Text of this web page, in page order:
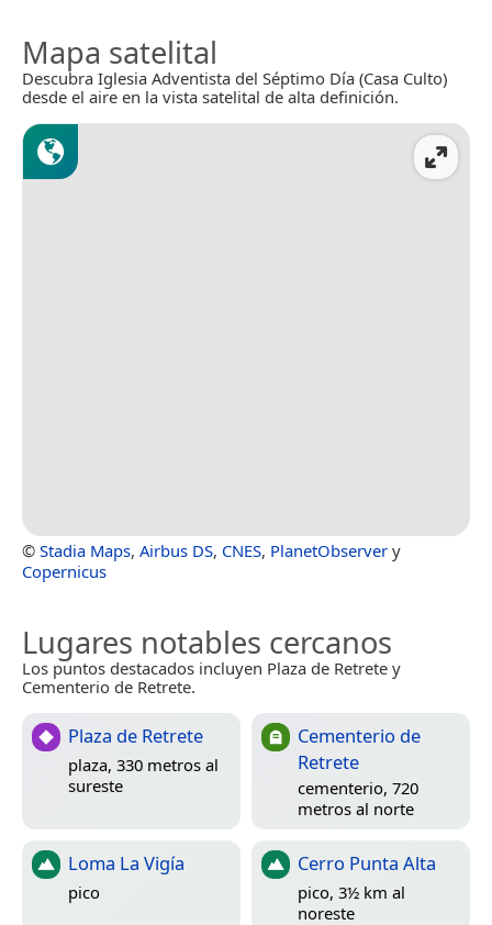
Mapa satelital
Descubra Iglesia Adventista del Séptimo Día (Casa Culto)
desde el aire en la vista satelital de alta definición.
© Stadia Maps, Airbus DS, CNES, PlanetObserver y
Copernicus
Lugares notables cercanos
Los puntos destacados incluyen Plaza de Retrete y
Cementerio de Retrete.
Plaza de Retrete
plaza, 330 metros al
sureste
Cementerio de
Retrete
cementerio, 720
metros al norte
Loma La Vigía
pico
Cerro Punta Alta
pico, 3½ km al
noreste